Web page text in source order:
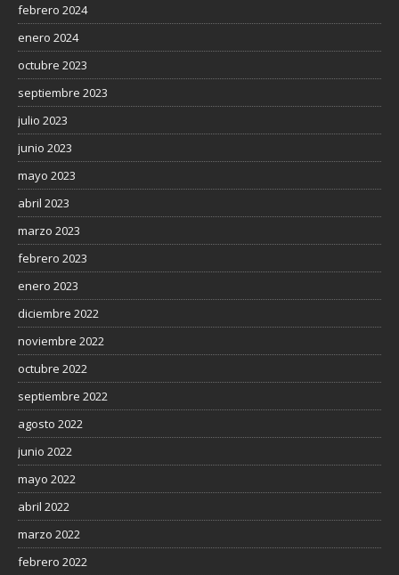
febrero 2024
enero 2024
octubre 2023
septiembre 2023
julio 2023
junio 2023
mayo 2023
abril 2023
marzo 2023
febrero 2023
enero 2023
diciembre 2022
noviembre 2022
octubre 2022
septiembre 2022
agosto 2022
junio 2022
mayo 2022
abril 2022
marzo 2022
febrero 2022